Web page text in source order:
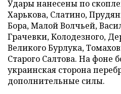
Удары нанесены по
Харькова, Слатино,
Бора, Малой Волчьей,
Грачевки, Колодезного,
Великого Бурлука,
Старого Салтова. На фоне
украинская сторона
дополнительные силы.